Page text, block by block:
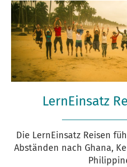
LernEinsatz
Die LernEinsatz Reisen
Abständen nach Ghana,